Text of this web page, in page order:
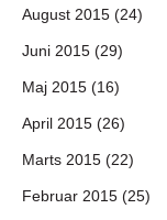
August 2015 (24)
Juni 2015 (29)
Maj 2015 (16)
April 2015 (26)
Marts 2015 (22)
Februar 2015 (25)